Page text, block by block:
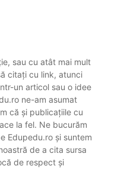
sau cu atât mai mult
citați cu link, atunci
un articol sau o idee
ne-am asumat
că și publicațiile cu
la fel. Ne bucurăm
Edupedu.ro și suntem
de a cita sursa
de respect și